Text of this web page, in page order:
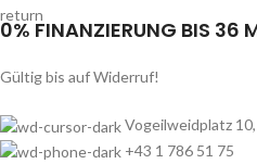
0% FINANZIERUNG BIS 36
Gültig bis auf Widerruf!
Vogeilweidplatz
+43 1 786 51 75